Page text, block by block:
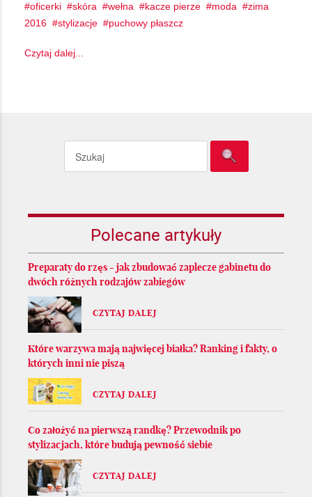
oficerki
skóra wełna kacze pierze moda
zima
2016
stylizacje puchowy płaszcz
Czytaj dalej...
Polecane artykuły
Preparaty do rzęs - jak zbudować zaplecze gabinetu do
dwóch różnych rodzajów zabiegów
CZYTAJ DALEJ
Które warzywa mają najwięcej białka? Ranking i fakty, o
których inni nie piszą
CZYTAJ DALEJ
Co założyć na pierwszą randkę? Przewodnik po
stylizacjach, które budują pewność siebie
CZYTAJ DALEJ